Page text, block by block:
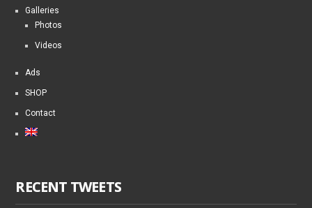
Galleries
Photos
Videos
Ads
SHOP
Contact
RECENT TWEETS